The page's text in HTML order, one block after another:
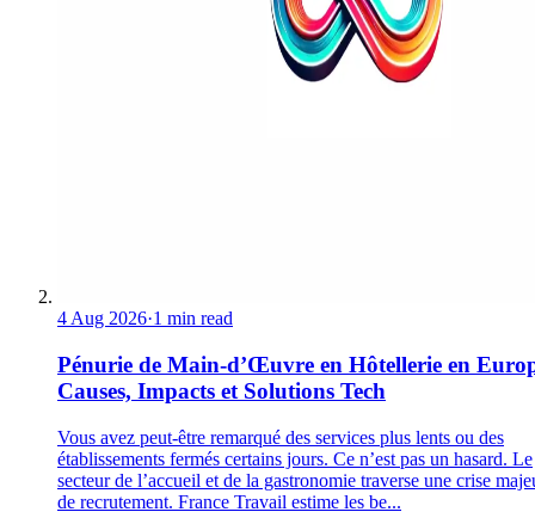
4 Aug 2026·1 min read
Pénurie de Main-d’Œuvre en Hôtellerie en
Causes, Impacts et Solutions Tech
Vous avez peut-être remarqué des services plus lents ou des
établissements fermés certains jours. Ce n’est pas un hasard. Le
secteur de l’accueil et de la gastronomie traverse une crise
de recrutement. France Travail estime les be...